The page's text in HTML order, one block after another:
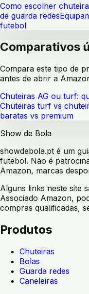
Como escolher
de guarda redes
futebol
Comparativos
Compara este tipo de
antes de abrir a
Chuteiras AG ou turf:
Chuteiras turf vs
baratas vs premium
Show de Bola
showdebola.pt é um
futebol. Não é
Amazon, marcas
Alguns links neste site
Associado Amazon,
compras qualificadas,
Produtos
Chuteiras
Bolas
Guarda redes
Caneleiras